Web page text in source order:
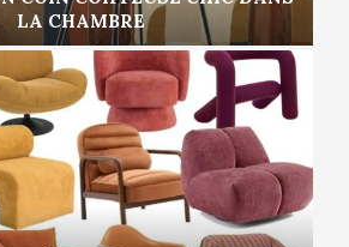
LA CHAMBRE